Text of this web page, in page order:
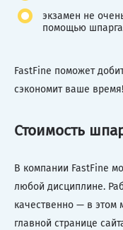
экзамен не
помощью
FastFine поможет
сэкономит ваше время!
Стоимость
В компании FastFine
любой дисциплине.
качественно — в этом
главной странице